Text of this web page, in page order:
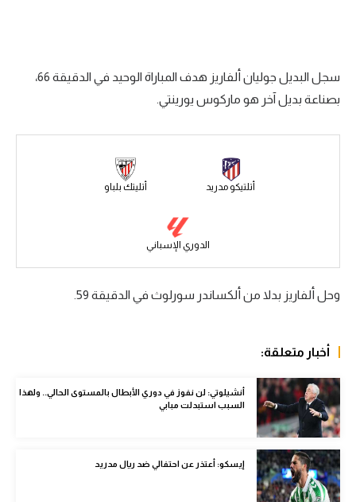
سعودي في الجول
الدوري الإنجليزي
أمم إفريقيا
كرة سلة
كرة يد
كرة طائرة
الوطن العربي
في المونديال
سجل البديل جوليان ألفاريز هدف المباراة الوحيد في الدقيقة 66،
بصناعة بديل آخر هو ماركوس يورينتي.
أتلتيكو مدريد أتليتك بلباو
الدوري الإسباني
وحل ألفاريز بدلا من ألكساندر سورلوث في الدقيقة 59.
أخبار متعلقة:
أنشيلوتي: لن نفوز في دوري الأبطال بالمستوى الحالي.. ولهذا
السبب استبدلت مبابي
إيسكو: أعتذر عن احتفالي ضد ريال مدريد